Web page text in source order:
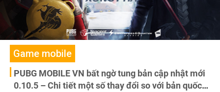
Game mobile
PUBG MOBILE VN bất ngờ tung bản cập nhật mới
0.10.5 – Chi tiết một số thay đổi so với bản quốc